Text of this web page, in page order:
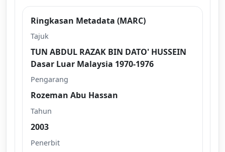
Ringkasan Metadata (MARC)
Tajuk
TUN ABDUL RAZAK BIN DATO' HUSSEIN
Dasar Luar Malaysia 1970-1976
Pengarang
Rozeman Abu Hassan
Tahun
2003
Penerbit